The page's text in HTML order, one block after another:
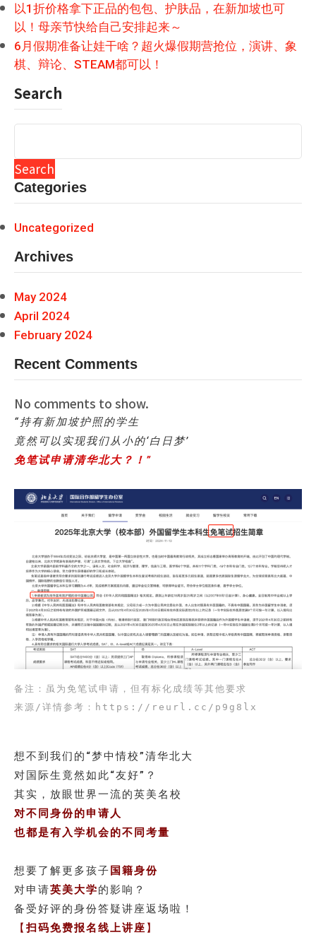
以1折价格拿下正品的包包、护肤品，在新加坡也可
以！母亲节快给自己安排起来～
6月假期准备让娃干啥？超火爆假期营抢位，演讲、象
棋、辩论、STEAM都可以！
Search
Search
Categories
Uncategorized
Archives
May 2024
April 2024
February 2024
Recent Comments
No comments to show.
“持有新加坡护照的学生
竟然可以实现我们从小的‘白日梦’
免笔试申请清华北大？！”
备注：虽为免笔试申请，但有标化成绩等其他要求
来源/详情参考：https://reurl.cc/p9g8lx
想不到我们的“梦中情校”清华北大
对国际生竟然如此“友好”？
其实，放眼世界一流的英美名校
对不同身份的申请人
也都是有入学机会的不同考量
想要了解更多孩子 国籍身份
对申请英美大学的影响？
备受好评的身份答疑讲座返场啦！
【扫码免费报名线上讲座 】